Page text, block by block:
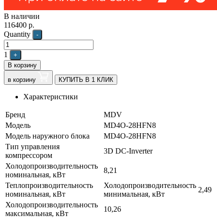
В наличии
116400 р.
Quantity
-
1
+
В корзину
в корзину
КУПИТЬ В 1 КЛИК
Характеристики
Бренд
MDV
Модель
MD4O-28HFN8
Модель наружного блока
MD4O-28HFN8
Тип управления
компрессором
3D DC-Inverter
Холодопроизводительность
номинальная, кВт
8,21
Теплопроизводительность
номинальная, кВт
Холодопроизводительность
минимальная, кВт
2,49
Холодопроизводительность
максимальная, кВт
10,26